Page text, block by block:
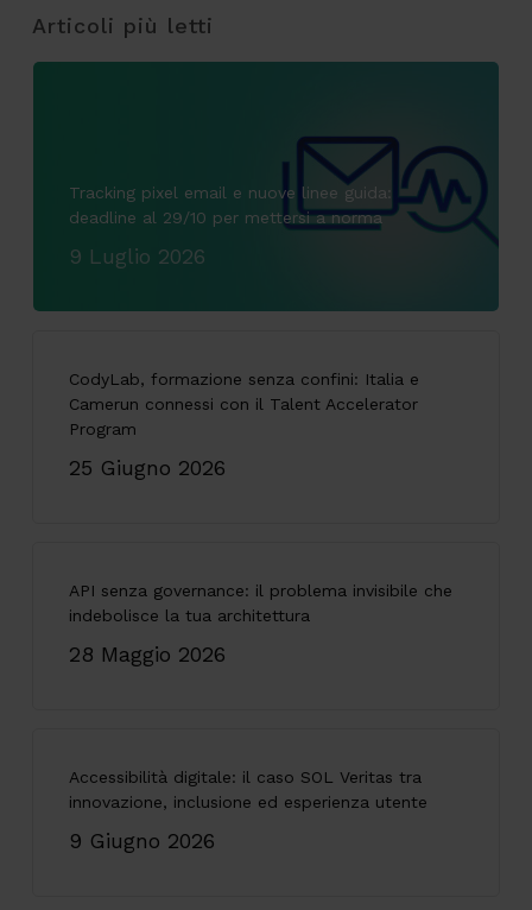
Articoli più letti
Tracking pixel email e nuove linee guida:
deadline al 29/10 per mettersi a norma
9 Luglio 2026
CodyLab, formazione senza confini: Italia e
Camerun connessi con il Talent Accelerator
Program
25 Giugno 2026
API senza governance: il problema invisibile che
indebolisce la tua architettura
28 Maggio 2026
Accessibilità digitale: il caso SOL Veritas tra
innovazione, inclusione ed esperienza utente
9 Giugno 2026